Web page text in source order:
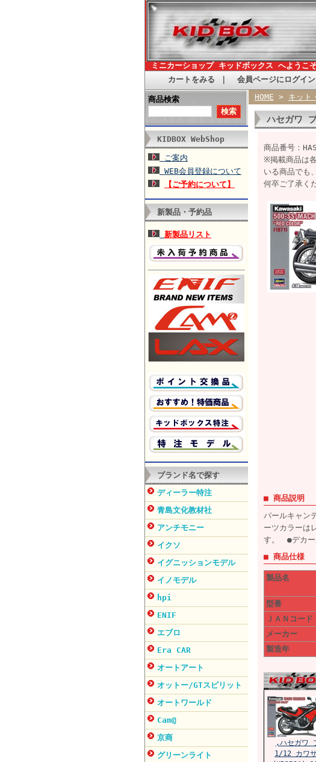
ミニカーショップ キッドボックス へようこそ
カートをみる
会員ページにログイン
商品検索
KIDBOX WebShop
ご案内
WEB会員登録について
【ご予約について】
新製品・予約品
新製品リスト
ブランド名で探す
ディーラー特注
青島文化教材社
アンチモニー
イクソ
イグニッションモデル
イノモデル
hpi
ENIF
エブロ
Era CAR
オートアート
オットー/GTスピリット
オートワールド
Cam@
京商
グリーンライト
HOME > キット
ハセガワ
商品番号：
※掲載商品は
いる商品でも
何卒ご了承く
■ 商品説明
パールキャン
ーツカラーは
す。 ●デカー
■ 商品仕様
製品名
型番
ＪＡＮコード
メーカー
製造年
,ハセガワ
1/12 カワ